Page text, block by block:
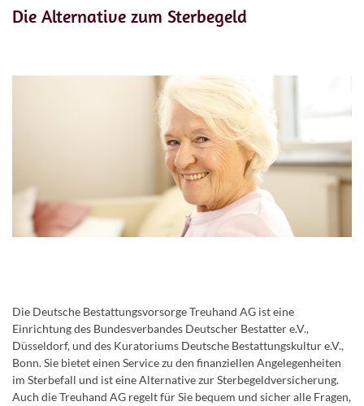
Die Alternative zum Sterbegeld
Die Deutsche Bestattungsvorsorge Treuhand AG ist eine
Einrichtung des Bundesverbandes Deutscher Bestatter e.V.,
Düsseldorf, und des Kuratoriums Deutsche Bestattungskultur e.V.,
Bonn. Sie bietet einen Service zu den finanziellen Angelegenheiten
im Sterbefall und ist eine Alternative zur Sterbegeldversicherung.
Auch die Treuhand AG regelt für Sie bequem und sicher alle Fragen,